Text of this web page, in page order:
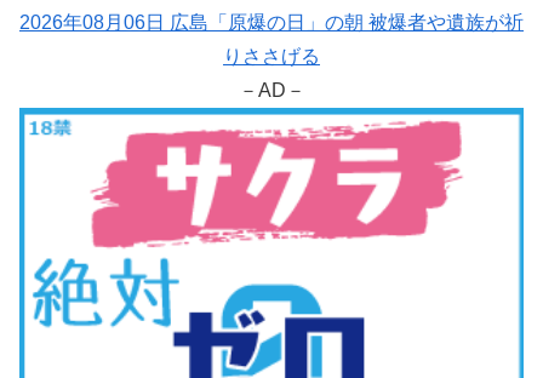
2026年08月06日 広島「原爆の日」の朝 被爆者や遺族が祈
りささげる
－AD－